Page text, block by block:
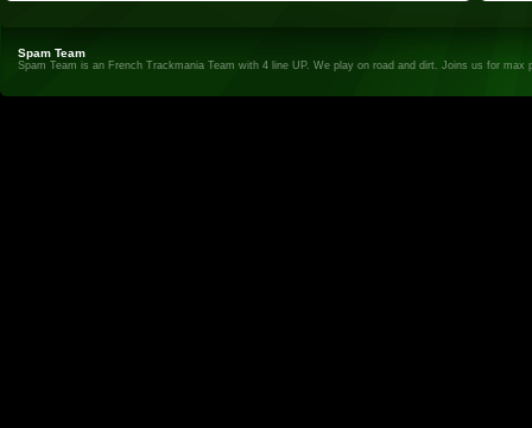
Spam Team
Spam Team is an French Trackmania Team with 4 line UP. We play on road and dirt. Joins us for max